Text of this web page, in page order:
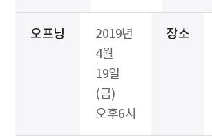
오프닝
2019년
4월
19일
(금)
오후6시
장소